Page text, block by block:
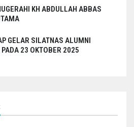
KH ABDULLAH ABBAS
GELAR SILATNAS ALUMNI
23 OKTOBER 2025